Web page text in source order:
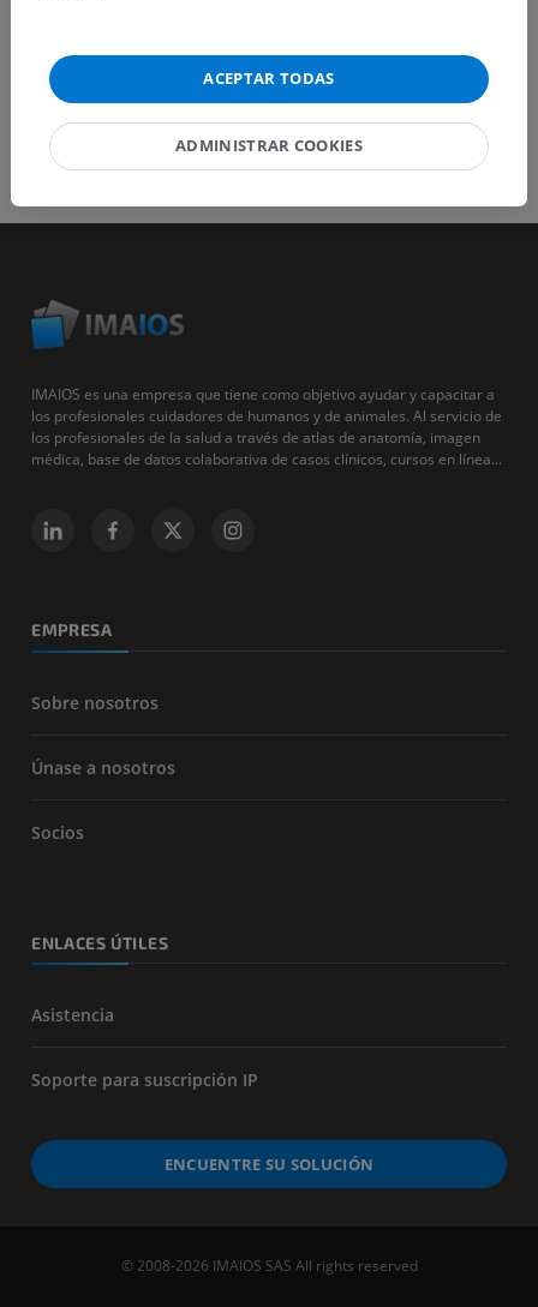
IMAIOS es una empresa que tiene como objetivo ayudar y capacitar a
los profesionales cuidadores de humanos y de animales. Al servicio de
los profesionales de la salud a través de atlas de anatomía, imagen
médica, base de datos colaborativa de casos clínicos, cursos en línea...
EMPRESA
Sobre nosotros
Únase a nosotros
Socios
ENLACES ÚTILES
Asistencia
Soporte para suscripción IP
ENCUENTRE SU SOLUCIÓN
© 2008-2026 IMAIOS SAS All rights reserved
ACEPTAR TODAS
ADMINISTRAR COOKIES